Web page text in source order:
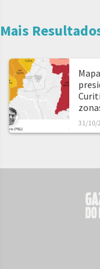
Mais
31/10/